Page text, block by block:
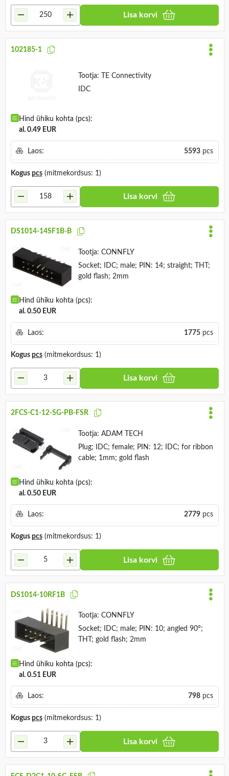
Lisa korvi
102185-1
Tootja:
TE Connectivity
IDC
Hind ühiku kohta (pcs):
al. 0.49 EUR
Laos: 5593pcs
Kogus pcs(mitmekordsus: 1)
Lisa korvi
DS1014-14SF1B-B
Tootja: CONNFLY
Socket; IDC; male; PIN: 14; straight; THT;
gold flash; 2mm
Hind ühiku kohta (pcs):
al. 0.50 EUR
Laos: 1775pcs
Kogus pcs(mitmekordsus: 1)
Lisa korvi
2FCS-C1-12-SG-PB-FSR
Tootja: ADAM TECH
Plug; IDC; female; PIN: 12; IDC; for ribbon
cable; 1mm; gold flash
Hind ühiku kohta (pcs):
al. 0.50 EUR
Laos: 2779pcs
Kogus pcs(mitmekordsus: 1)
Lisa korvi
DS1014-10RF1B
Tootja: CONNFLY
Socket; IDC; male; PIN: 10; angled 90°;
THT; gold flash; 2mm
Hind ühiku kohta (pcs):
al. 0.51 EUR
Laos: 798pcs
Kogus pcs(mitmekordsus: 1)
Lisa korvi